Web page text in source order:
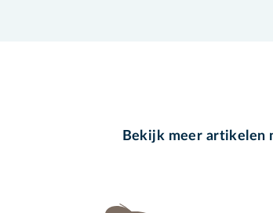
Bekijk meer artikelen